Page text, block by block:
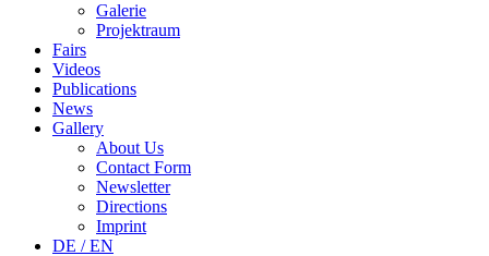
Galerie
Projektraum
Fairs
Videos
Publications
News
Gallery
About Us
Contact Form
Newsletter
Directions
Imprint
DE / EN